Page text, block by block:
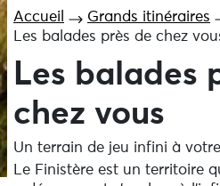
Accueil
Grands itinéraires
Les balades près de chez
Les balades
chez vous
Un terrain de jeu infini à
Le Finistère est un territoire